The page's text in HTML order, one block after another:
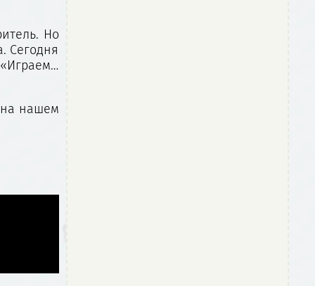
Но
Сегодня
на нашем